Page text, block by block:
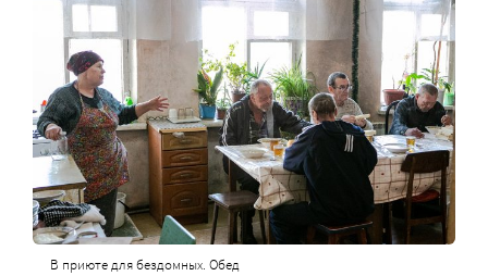
В приюте для бездомных. Обед